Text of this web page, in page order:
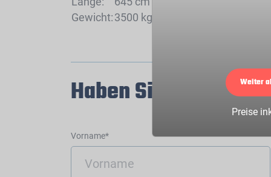
Gewicht:3500 kg
Haben Sie Fragen zu
Vorname*
Weiter
Preise